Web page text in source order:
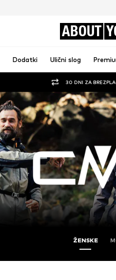
ABOUT
Dodatki Ulični slog
30 DNI ZA
ŽENSKE